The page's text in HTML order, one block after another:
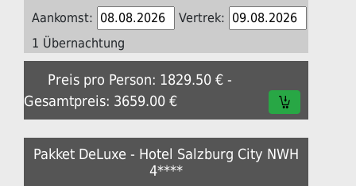
Aankomst:
Vertrek:
1 Übernachtung
Preis pro Person: 1829.50 € -
Gesamtpreis: 3659.00 €
Pakket DeLuxe - Hotel Salzburg City NWH
4****